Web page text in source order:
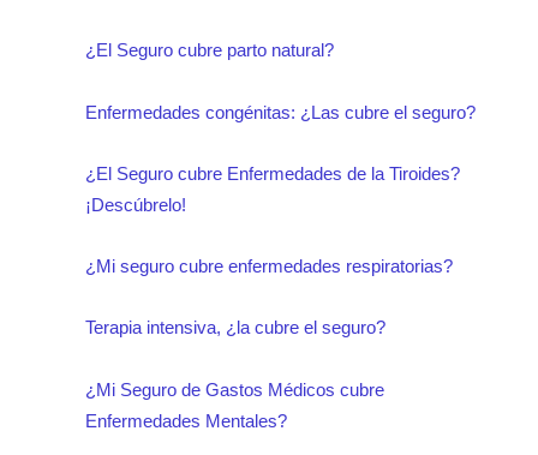
¿El Seguro cubre parto natural?
Enfermedades congénitas: ¿Las cubre el seguro?
¿El Seguro cubre Enfermedades de la Tiroides?
¡Descúbrelo!
¿Mi seguro cubre enfermedades respiratorias?
Terapia intensiva, ¿la cubre el seguro?
¿Mi Seguro de Gastos Médicos cubre
Enfermedades Mentales?